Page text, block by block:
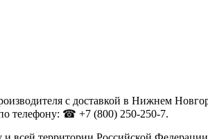
с доставкой в Нижнем
телефону: ☎ +7 (800) 250-250-7.